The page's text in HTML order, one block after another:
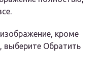
кроме
выберите Обратить